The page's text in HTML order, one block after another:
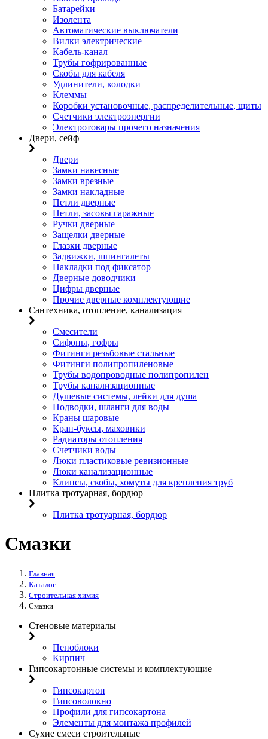
Батарейки
Изолента
Автоматические выключатели
Вилки электрические
Кабель-канал
Трубы гофрированные
Скобы для кабеля
Удлинители, колодки
Клеммы
Коробки установочные, распределительные, щиты
Счетчики электроэнергии
Электротовары прочего назначения
Двери, сейф
Двери
Замки навесные
Замки врезные
Замки накладные
Петли дверные
Петли, засовы гаражные
Ручки дверные
Защелки дверные
Глазки дверные
Задвижки, шпингалеты
Накладки под фиксатор
Дверные доводчики
Цифры дверные
Прочие дверные комплектующие
Сантехника, отопление, канализация
Смесители
Сифоны, гофры
Фитинги резьбовые стальные
Фитинги полипропиленовые
Трубы водопроводные полипропилен
Трубы канализационные
Душевые системы, лейки для душа
Подводки, шланги для воды
Краны шаровые
Кран-буксы, маховики
Радиаторы отопления
Счетчики воды
Люки пластиковые ревизионные
Люки канализационные
Клипсы, скобы, хомуты для крепления труб
Плитка тротуарная, бордюр
Плитка тротуарная, бордюр
Смазки
Главная
Каталог
Строительная химия
Смазки
Стеновые материалы
Пеноблоки
Кирпич
Гипсокартонные системы и комплектующие
Гипсокартон
Гипсоволокно
Профили для гипсокартона
Элементы для монтажа профилей
Сухие смеси строительные